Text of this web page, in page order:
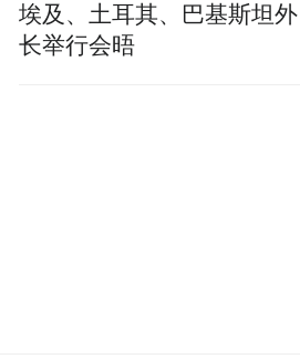
埃及、土耳其、巴基斯坦外
长举行会晤